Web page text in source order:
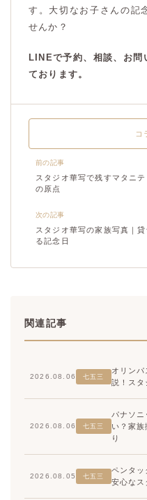
す。大切なお子さんの記
せんか？
LINEで予約、相談、お問
ております。
前の記事
スタジオ華写で残すマタニ
の原点
コ
次の記事
スタジオ華写の家族写真｜
る記念日
関連記事
2026.08.06 七五三
オリンパ
説！スタ
2026.08.06 七五三
パナソ
い？家
り
2026.08.05 七五三
ペンタッ
安心なス